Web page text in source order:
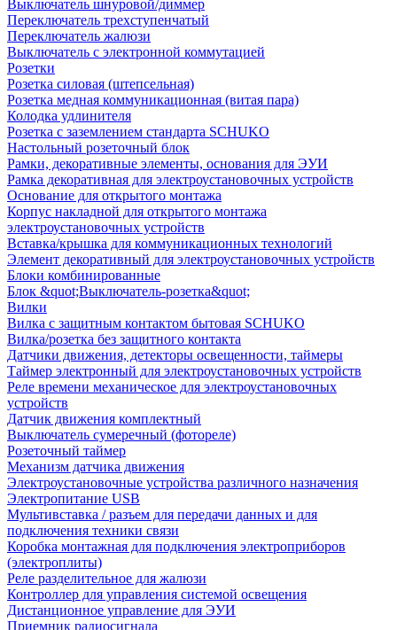
Выключатель шнуровой/диммер
Переключатель трехступенчатый
Переключатель жалюзи
Выключатель с электронной коммутацией
Розетки
Розетка силовая (штепсельная)
Розетка медная коммуникационная (витая пара)
Колодка удлинителя
Розетка с заземлением стандарта SCHUKO
Настольный розеточный блок
Рамки, декоративные элементы, основания для ЭУИ
Рамка декоративная для электроустановочных устройств
Основание для открытого монтажа
Корпус накладной для открытого монтажа
электроустановочных устройств
Вставка/крышка для коммуникационных технологий
Элемент декоративный для электроустановочных устройств
Блоки комбинированные
Блок &quot;Выключатель-розетка&quot;
Вилки
Вилка с защитным контактом бытовая SCHUKO
Вилка/розетка без защитного контакта
Датчики движения, детекторы освещенности, таймеры
Таймер электронный для электроустановочных устройств
Реле времени механическое для электроустановочных
устройств
Датчик движения комплектный
Выключатель сумеречный (фотореле)
Розеточный таймер
Механизм датчика движения
Электроустановочные устройства различного назначения
Электропитание USB
Мультивставка / разъем для передачи данных и для
подключения техники связи
Коробка монтажная для подключения электроприборов
(электроплиты)
Реле разделительное для жалюзи
Контроллер для управления системой освещения
Дистанционное управление для ЭУИ
Приемник радиосигнала